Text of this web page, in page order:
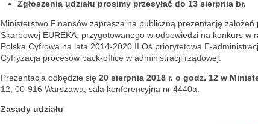
Zgłoszenia udziału prosimy przesyłać do 13 sierpnia br.
Ministerstwo Finansów zaprasza na publiczną prezentację
Skarbowej EUREKA, przygotowanego w odpowiedzi na konkurs w
Polska Cyfrowa na lata 2014-2020 II Oś priorytetowa E-
Cyfryzacja procesów back-office w administracji rządowej.
Prezentacja odbędzie się 20 sierpnia 2018 r. o godz. 12 w
12, 00-916 Warszawa, sala konferencyjna nr 4440a.
Zasady udziału